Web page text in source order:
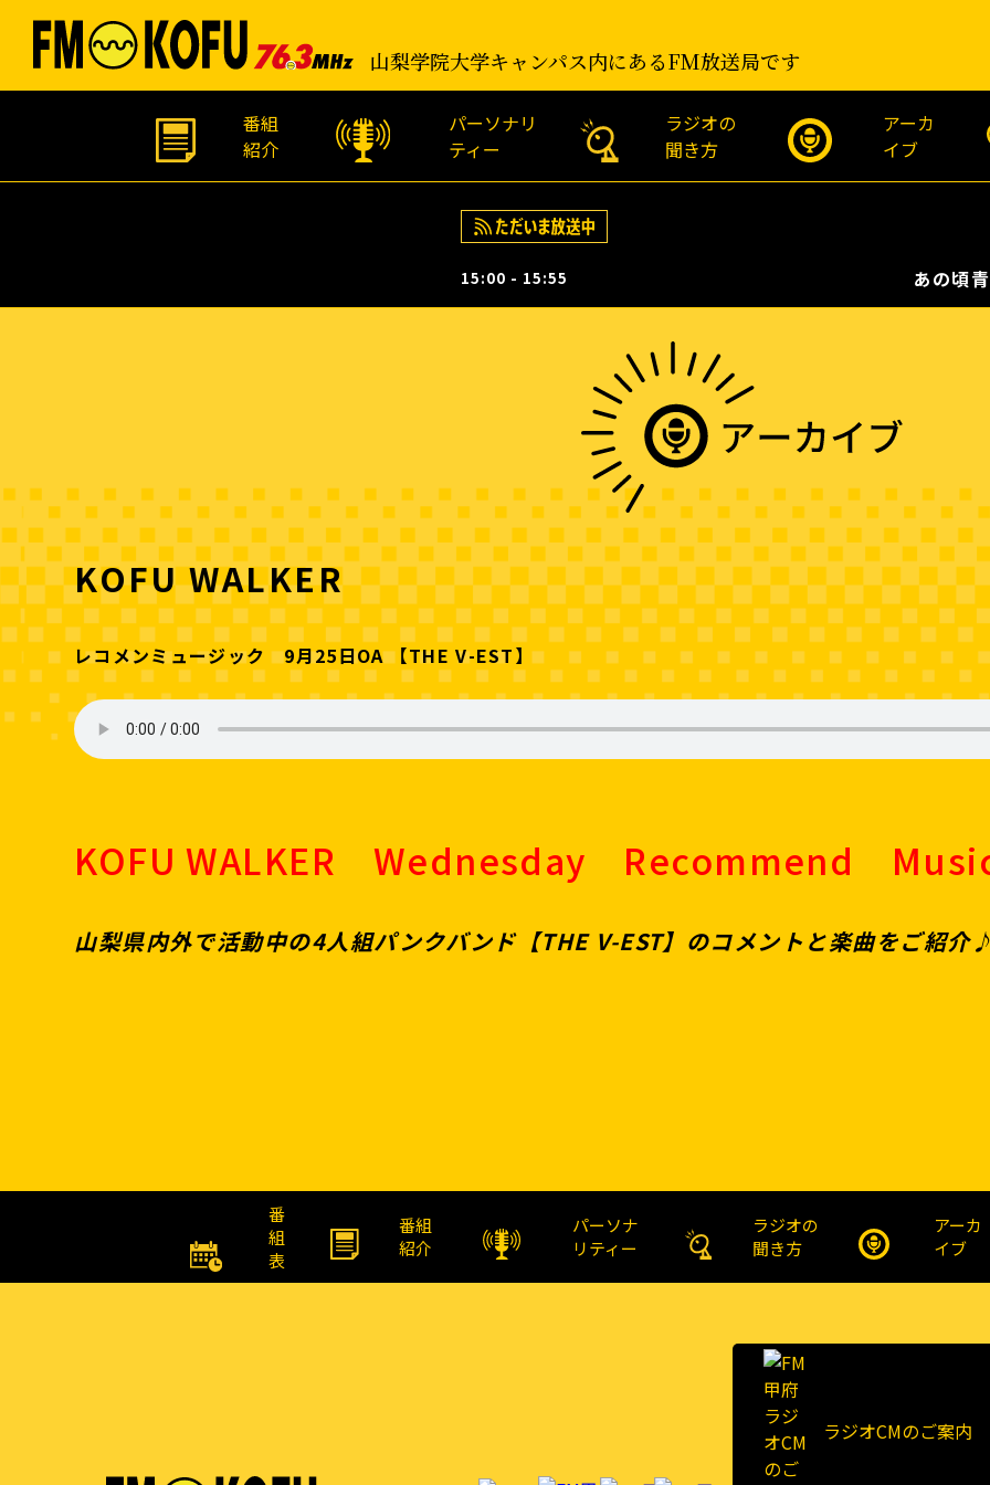
山梨学院大学キャンパス内にあるFM放送局です
番組
紹介
パーソナリ
ティー
ラジオの
聞き方
アーカ
イブ
15:00 - 15:55 あの頃
KOFU WALKER
レコメンミュージック 9月25日OA 【THE V-EST】
KOFU WALKER Wednesday Recommend
山梨県内外で活動中の4人組パンクバンド【THE V-EST】のコメントと楽曲をご紹介
番
組
表
番組
紹介
パーソナ
リティー
ラジオの
聞き方
アーカ
イブ
ラジオCMのご案内